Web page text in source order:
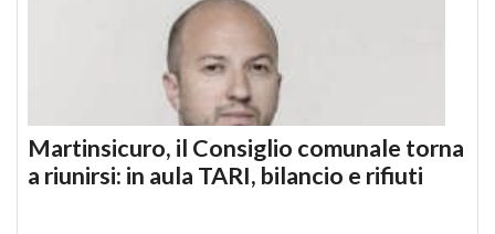
Martinsicuro, il Consiglio comunale torna
a riunirsi: in aula TARI, bilancio e rifiuti